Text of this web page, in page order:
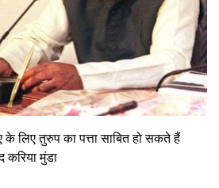
के लिए तुरुप का पत्ता साबित हो सकते हैं
मुंडा